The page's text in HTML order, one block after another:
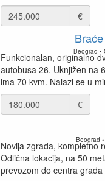
€
Beograd •
Funkcionalan, originalno
autobusa 26. Uknjižen na
ima 70 kvm. Nalazi se u
€
Beograd
Novija zgrada, kompletno
Odlična lokacija, na 50
prevozom do centra